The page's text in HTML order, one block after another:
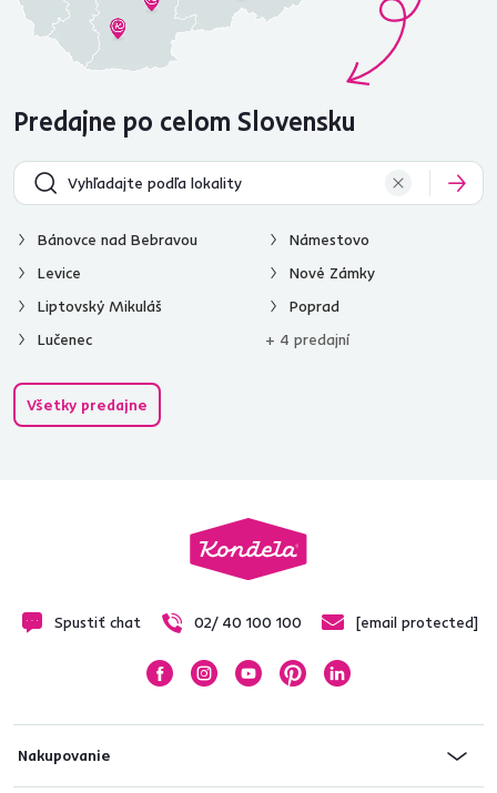
Predajne po celom Slovensku
Bánovce nad Bebravou
Levice
Liptovský Mikuláš
Lučenec
Námestovo
Nové Zámky
Poprad
+ 4 predajní
Všetky predajne
Spustiť chat 02/ 40 100 100 [email protected]
Nakupovanie